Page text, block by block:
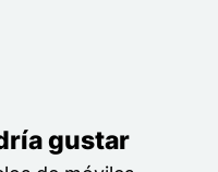
gustar